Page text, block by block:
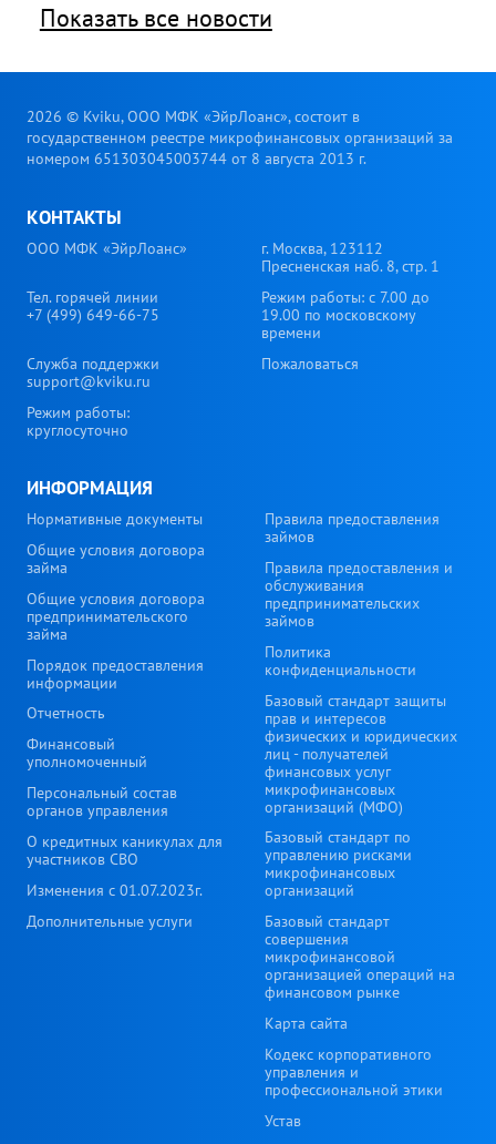
Показать все новости
2026 © Kviku, ООО МФК «ЭйрЛоанс», состоит в
государственном реестре микрофинансовых организаций за
номером 651303045003744 от 8 августа 2013 г.
КОНТАКТЫ
ООО МФК «ЭйрЛоанс»
г. Москва, 123112
Пресненская наб. 8, стр. 1
Тел. горячей линии
+7 (499) 649-66-75
Режим работы: с 7.00 до
19.00 по московскому
времени
Служба поддержки
support@kviku.ru
Пожаловаться
Режим работы:
круглосуточно
ИНФОРМАЦИЯ
Нормативные документы
Общие условия договора
займа
Общие условия договора
предпринимательского
займа
Порядок предоставления
информации
Отчетность
Финансовый
уполномоченный
Персональный состав
органов управления
О кредитных каникулах для
участников СВО
Изменения с 01.07.2023г.
Дополнительные услуги
Правила предоставления
займов
Правила предоставления и
обслуживания
предпринимательских
займов
Политика
конфиденциальности
Базовый стандарт защиты
прав и интересов
физических и юридических
лиц - получателей
финансовых услуг
микрофинансовых
организаций (МФО)
Базовый стандарт по
управлению рисками
микрофинансовых
организаций
Базовый стандарт
совершения
микрофинансовой
организацией операций на
финансовом рынке
Карта сайта
Кодекс корпоративного
управления и
профессиональной этики
Устав